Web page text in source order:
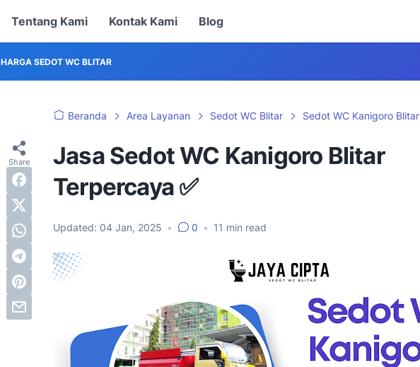
Tentang Kami Kontak Kami Blog
HARGA SEDOT WC BLITAR
Beranda Area Layanan Sedot WC Blitar Sedot WC Kanigoro Blitar
Jasa Sedot WC Kanigoro Blitar
Terpercaya ✅
Updated: 04 Jan, 2025 • 0 • 11 min read